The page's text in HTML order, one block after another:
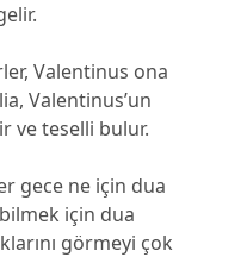
Valentinus ona
Valentinus’un
ve teselli bulur.
gece ne için dua
için dua
görmeyi çok